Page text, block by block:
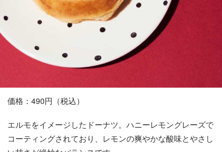
価格：490円（税込）
エルモをイメージしたドーナツ。ハニーレモングレーズで
コーティングされており、レモンの爽やかな酸味とやさし